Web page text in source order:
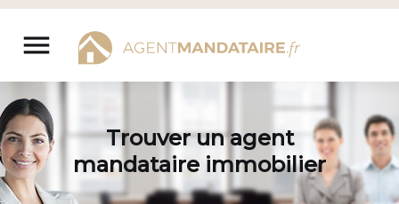
Aller
contenu
menu
Trouver un agent
mandataire immobilier